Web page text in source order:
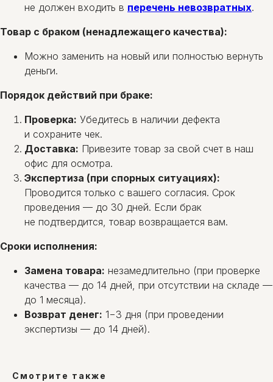
не должен входить в перечень невозвратных.
Товар с браком (ненадлежащего качества):
Можно заменить на новый или полностью вернуть
деньги.
Порядок действий при браке:
Проверка: Убедитесь в наличии дефекта
и сохраните чек.
Доставка: Привезите товар за свой счет в наш
офис для осмотра.
Экспертиза (при спорных ситуациях):
Проводится только с вашего согласия. Срок
проведения — до 30 дней. Если брак
не подтвердится, товар возвращается вам.
Сроки исполнения:
Замена товара: незамедлительно (при проверке
качества — до 14 дней, при отсутствии на складе —
до 1 месяца).
Возврат денег: 1−3 дня (при проведении
экспертизы — до 14 дней).
Смотрите также